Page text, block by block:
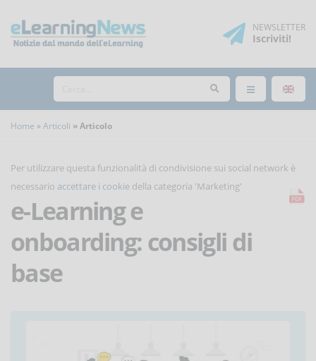
NEWSLETTER
Iscriviti!
Home Articoli Articolo
Per utilizzare questa funzionalità di condivisione sui social network è
necessario accettare i cookie della categoria 'Marketing'
e-Learning e
onboarding: consigli di
base